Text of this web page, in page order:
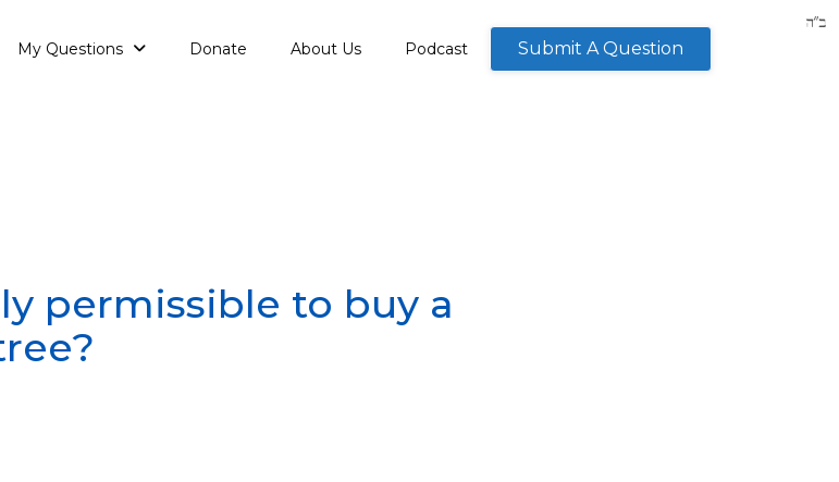
My Questions Donate About Us Podcast Submit A Question
permissible to buy a